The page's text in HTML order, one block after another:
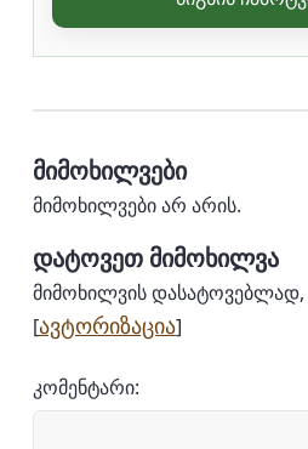
მიმოხილვები
მიმოხილვები არ არის.
დატოვეთ მიმოხილვა
მიმოხილვის დასატოვებლად,
[ავტორიზაცია]
კომენტარი: